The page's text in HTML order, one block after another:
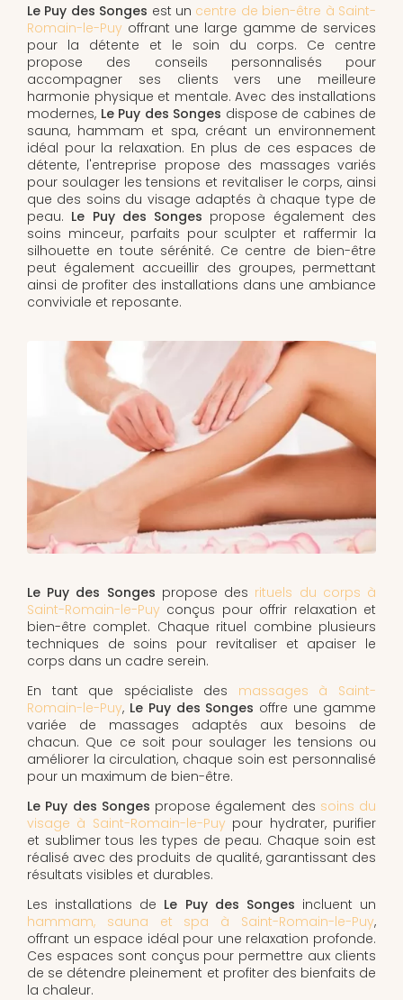
Le Puy des Songes est un centre de bien-être à Saint-
Romain-le-Puy offrant une large gamme de services
pour la détente et le soin du corps. Ce centre
propose des conseils personnalisés pour
accompagner ses clients vers une meilleure
harmonie physique et mentale. Avec des installations
modernes, Le Puy des Songes dispose de cabines de
sauna, hammam et spa, créant un environnement
idéal pour la relaxation. En plus de ces espaces de
détente, l'entreprise propose des massages variés
pour soulager les tensions et revitaliser le corps, ainsi
que des soins du visage adaptés à chaque type de
peau. Le Puy des Songes propose également des
soins minceur, parfaits pour sculpter et raffermir la
silhouette en toute sérénité. Ce centre de bien-être
peut également accueillir des groupes, permettant
ainsi de profiter des installations dans une ambiance
conviviale et reposante.
Le Puy des Songes propose des rituels du corps à
Saint-Romain-le-Puy conçus pour offrir relaxation et
bien-être complet. Chaque rituel combine plusieurs
techniques de soins pour revitaliser et apaiser le
corps dans un cadre serein.
En tant que spécialiste des massages à Saint-
Romain-le-Puy, Le Puy des Songes offre une gamme
variée de massages adaptés aux besoins de
chacun. Que ce soit pour soulager les tensions ou
améliorer la circulation, chaque soin est personnalisé
pour un maximum de bien-être.
Le Puy des Songes propose également des soins du
visage à Saint-Romain-le-Puypour hydrater, purifier
et sublimer tous les types de peau. Chaque soin est
réalisé avec des produits de qualité, garantissant des
résultats visibles et durables.
Les installations de Le Puy des Songes incluent un
hammam, sauna et spa à Saint-Romain-le-Puy,
offrant un espace idéal pour une relaxation profonde.
Ces espaces sont conçus pour permettre aux clients
de se détendre pleinement et profiter des bienfaits de
la chaleur.